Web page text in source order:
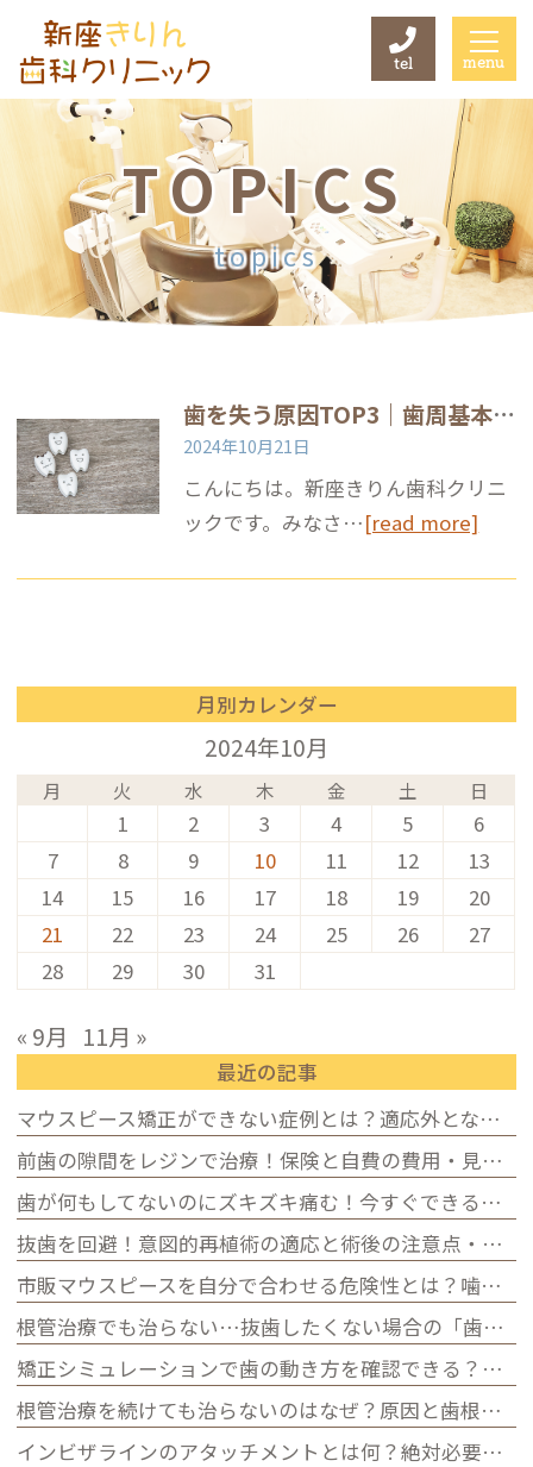
tel menu
TOPICS
topics
歯を失う原因TOP3｜歯周基本治療で歯を守ろう
2024年10月21日
こんにちは。新座きりん歯科クリニ
ックです。みなさ…[read more]
月別カレンダー
2024年10月
月 火 水 木 金 土 日
1 2 3 4 5
6
7
8 9 10 11 12
13
14
15 16 17 18 19
20
21
22 23 24 25 26
27
28
29 30 31
« 9月 11月 »
最近の記事
マウスピース矯正ができない症例とは？適応外となる条件と代替案を解説
前歯の隙間をレジンで治療！保険と自費の費用・見た目の違いを解説
歯が何もしてないのにズキズキ痛む！今すぐできる応急処置と歯を残す治療
抜歯を回避！意図的再植術の適応と術後の注意点・歯周組織の守り方
市販マウスピースを自分で合わせる危険性とは？噛み合わせ悪化に注意
根管治療でも治らない…抜歯したくない場合の「歯の再植（意図的再植術）」という選択肢
矯正シミュレーションで歯の動き方を確認できる？ インビザラインのクリンチェックとは
根管治療を続けても治らないのはなぜ？原因と歯根端切除術について
インビザラインのアタッチメントとは何？絶対必要？矯正治療に必要な理由